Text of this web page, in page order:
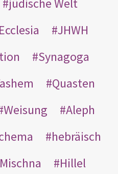
Ecclesia
JHWH
Synagoga
Quasten
Weisung
Aleph
hebräisch
Mischna
Hillel